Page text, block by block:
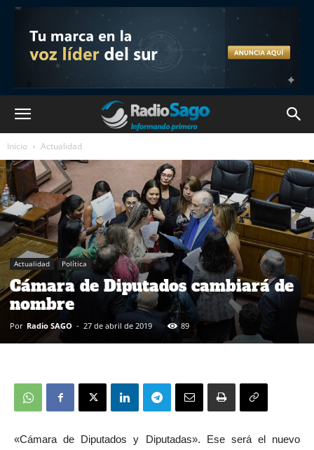
Inicio Actualidad
Actualidad Política
Cámara de Diputados cambiará de
nombre
Por Radio SAGO - 27 de abril de 2019 89
«Cámara de Diputados y Diputadas». Ese será el nuevo